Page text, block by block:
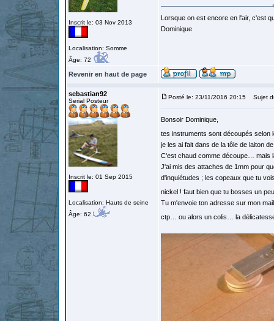
Inscrit le: 03 Nov 2013
Localisation: Somme
Âge: 72
Lorsque on est encore en l'air, c'est
Dominique
Revenir en haut de page
sebastian92
Serial Posteur
Inscrit le: 01 Sep 2015
Localisation: Hauts de seine
Âge: 62
Posté le: 23/11/2016 20:15 Sujet
Bonsoir Dominique,
tes instruments sont découpés selon
je les ai fait dans de la tôle de laiton
C'est chaud comme découpe… mais
J'ai mis des attaches de 1mm pour
d'inquiétudes ; les copeaux que tu
nickel ! faut bien que tu bosses un
Tu m'envoie ton adresse sur mon
ctp… ou alors un colis… la